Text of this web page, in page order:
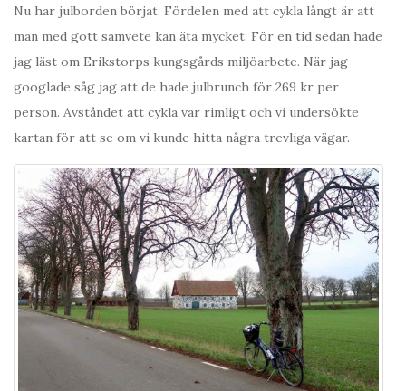
Nu har julborden börjat. Fördelen med att cykla långt är att
man med gott samvete kan äta mycket. För en tid sedan hade
jag läst om Erikstorps kungsgårds miljöarbete. När jag
googlade såg jag att de hade julbrunch för 269 kr per
person. Avståndet att cykla var rimligt och vi undersökte
kartan för att se om vi kunde hitta några trevliga vägar.